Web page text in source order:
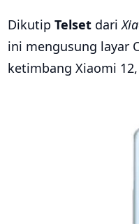
Dikutip Telsetdari
ini mengusung layar
ketimbang Xiaomi